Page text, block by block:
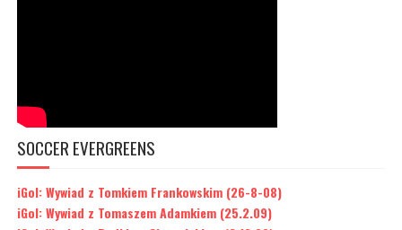
SOCCER EVERGREENS
iGol: Wywiad z Tomkiem Frankowskim (26-8-08)
iGol: Wywiad z Tomaszem Adamkiem (25.2.09)